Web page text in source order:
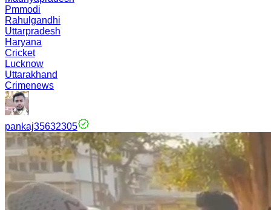
Pmmodi
Rahulgandhi
Uttarpradesh
Haryana
Cricket
Lucknow
Uttarakhand
Crimenews
pankaj35632305